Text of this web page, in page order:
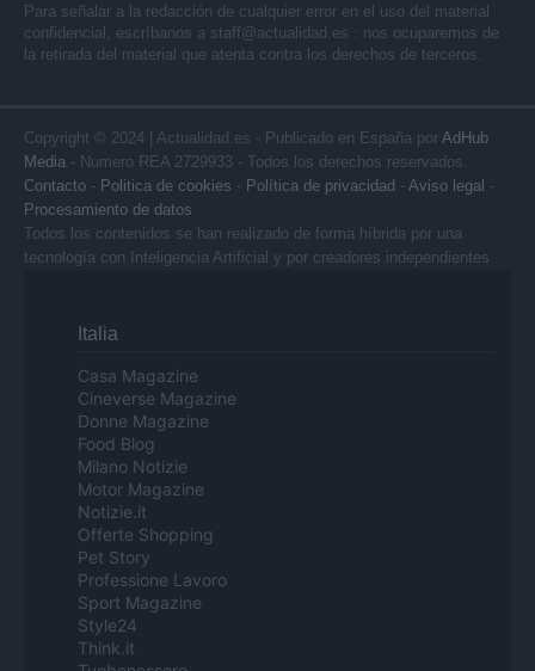
Para señalar a la redacción de cualquier error en el uso del material
confidencial, escríbanos a staff@actualidad.es : nos ocuparemos de
la retirada del material que atenta contra los derechos de terceros.
Copyright © 2024 | Actualidad.es - Publicado en España por AdHub
Media - Numero REA 2729933 - Todos los derechos reservados.
Contacto - Politica de cookies - Política de privacidad - Aviso legal -
Procesamiento de datos
Todos los contenidos se han realizado de forma híbrida por una
tecnología con Inteligencia Artificial y por creadores independientes
Italia
Casa Magazine
Cineverse Magazine
Donne Magazine
Food Blog
Milano Notizie
Motor Magazine
Notizie.it
Offerte Shopping
Pet Story
Professione Lavoro
Sport Magazine
Style24
Think.it